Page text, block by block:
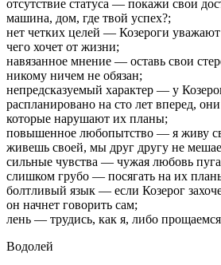
отсутствие статуса — покажи свои
машина, дом, где твой успех?;
нет четких целей — Козероги уважают
чего хочет от жизни;
навязанное мнение — оставь свои
никому ничем не обязан;
непредсказуемый характер — у
распланировано на сто лет вперед,
которые нарушают их планы;
повышенное любопытство — я живу
живешь своей, мы друг другу не
сильные чувства — чужая любовь
слишком грубо — посягать на их
болтливый язык — если Козерог
он начнет говорить сам;
лень — трудись, как я, либо
Водолей